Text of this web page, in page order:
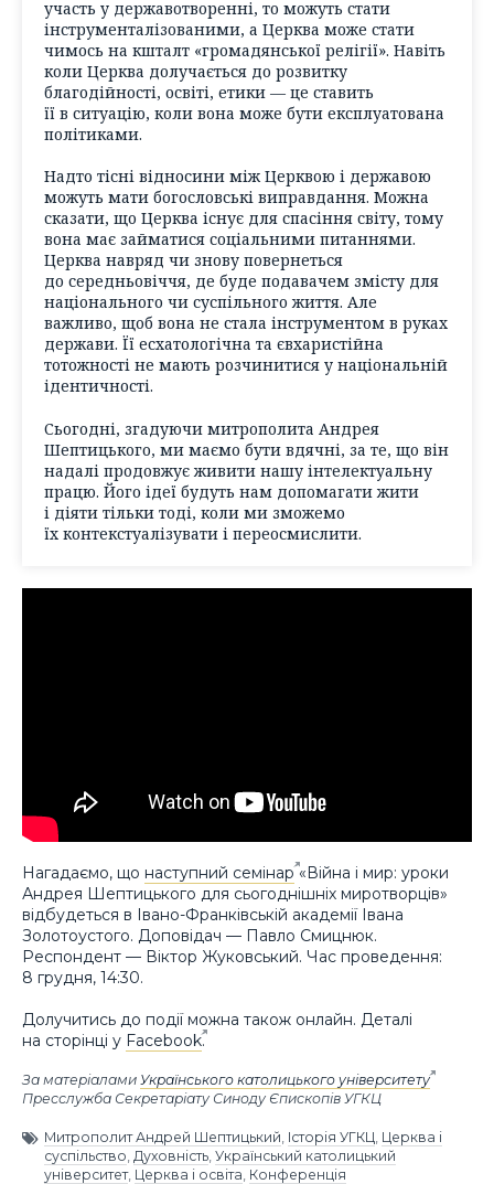
участь у державотворенні, то можуть стати
інструменталізованими, а Церква може стати
чимось на кшталт «громадянської релігії». Навіть
коли Церква долучається до розвитку
благодійності, освіті, етики — це ставить
її в ситуацію, коли вона може бути експлуатована
політиками.
Надто тісні відносини між Церквою і державою
можуть мати богословські виправдання. Можна
сказати, що Церква існує для спасіння світу, тому
вона має займатися соціальними питаннями.
Церква навряд чи знову повернеться
до середньовіччя, де буде подавачем змісту для
національного чи суспільного життя. Але
важливо, щоб вона не стала інструментом в руках
держави. Її есхатологічна та євхаристійна
тотожності не мають розчинитися у національній
ідентичності.
Сьогодні, згадуючи митрополита Андрея
Шептицького, ми маємо бути вдячні, за те, що він
надалі продовжує живити нашу інтелектуальну
працю. Його ідеї будуть нам допомагати жити
і діяти тільки тоді, коли ми зможемо
їх контекстуалізувати і переосмислити.
Нагадаємо, що наступний семінар«Війна і мир: уроки
Андрея Шептицького для сьогоднішніх миротворців»
відбудеться в Івано-Франківській академії Івана
Золотоустого. Доповідач — Павло Смицнюк.
Респондент — Віктор Жуковський. Час проведення:
8 грудня, 14:30.
Долучитись до події можна також онлайн. Деталі
на сторінці у Facebook.
За матеріалами Українського католицького університету
Пресслужба Секретаріату Синоду Єпископів УГКЦ
Митрополит Андрей Шептицький Історія УГКЦ Церква і
суспільство Духовність Український католицький
університет, Церква і освіта Конференція